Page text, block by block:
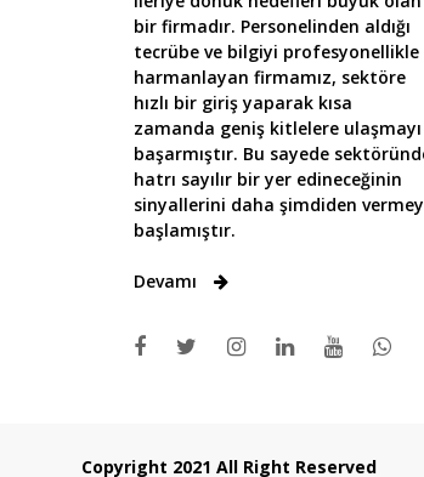
bir firmadır. Personelinden aldığı
tecrübe ve bilgiyi profesyonellikle
harmanlayan firmamız, sektöre
hızlı bir giriş yaparak kısa
zamanda geniş kitlelere ulaşmayı
başarmıştır. Bu sayede
hatrı sayılır bir yer edineceğinin
sinyallerini daha şimdiden
başlamıştır.
Devamı
Copyright 2021 All Right Reserved